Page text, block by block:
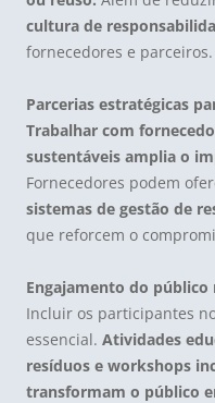
cultura de
fornecedores e parceiros.
Parcerias estratégicas
Trabalhar com
sustentáveis amplia o
Fornecedores podem
sistemas de gestão de
que reforcem o
Engajamento do público
Incluir os participantes
essencial. Atividades
resíduos e workshops
transformam o público